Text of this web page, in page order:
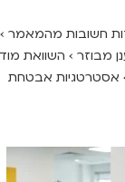
חשובות מהמאמר ›
› השוואת
אסטרטגיות אבטחת